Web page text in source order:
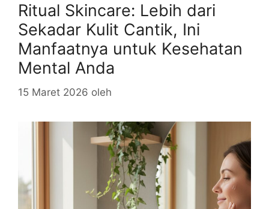
Ritual Skincare: Lebih dari
Sekadar Kulit Cantik, Ini
Manfaatnya untuk Kesehatan
Mental Anda
15 Maret 2026 oleh